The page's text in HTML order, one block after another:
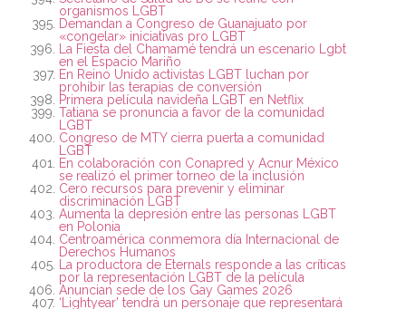
organismos LGBT
Demandan a Congreso de Guanajuato por
«congelar» iniciativas pro LGBT
La Fiesta del Chamamé tendrá un escenario Lgbt
en el Espacio Mariño
En Reino Unido activistas LGBT luchan por
prohibir las terapias de conversión
Primera película navideña LGBT en Netflix
Tatiana se pronuncia a favor de la comunidad
LGBT
Congreso de MTY cierra puerta a comunidad
LGBT
En colaboración con Conapred y Acnur México
se realizó el primer torneo de la inclusión
Cero recursos para prevenir y eliminar
discriminación LGBT
Aumenta la depresión entre las personas LGBT
en Polonia
Centroamérica conmemora día Internacional de
Derechos Humanos
La productora de Eternals responde a las críticas
por la representación LGBT de la película
Anuncian sede de los Gay Games 2026
‘Lightyear’ tendrá un personaje que representará